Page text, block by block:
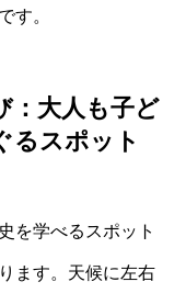
す。
：大人も子ど
るスポット
を学べるスポット
ます。天候に左右